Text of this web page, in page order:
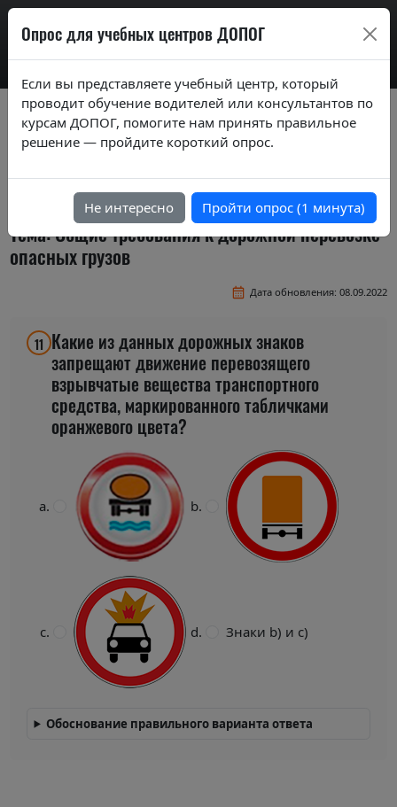
AdrExam
Вопросы экзаменационных билетов по
курсам ДОПОГ ver. 2020
Экзаменационные задания (тестовые
вопросы) по темам базового курса
Тема: Общие требования к дорожной перевозке
опасных грузов
Дата обновления: 08.09.2022
11 Какие из данных дорожных знаков
запрещают движение перевозящего
взрывчатые вещества транспортного
средства, маркированного табличками
оранжевого цвета?
Знаки b) и c)
Обоснование правильного варианта ответа
Опрос для учебных центров ДОПОГ
Если вы представляете учебный центр, который
проводит обучение водителей или консультантов по
курсам ДОПОГ, помогите нам принять правильное
решение — пройдите короткий опрос.
Не интересно Пройти опрос (1 минута)